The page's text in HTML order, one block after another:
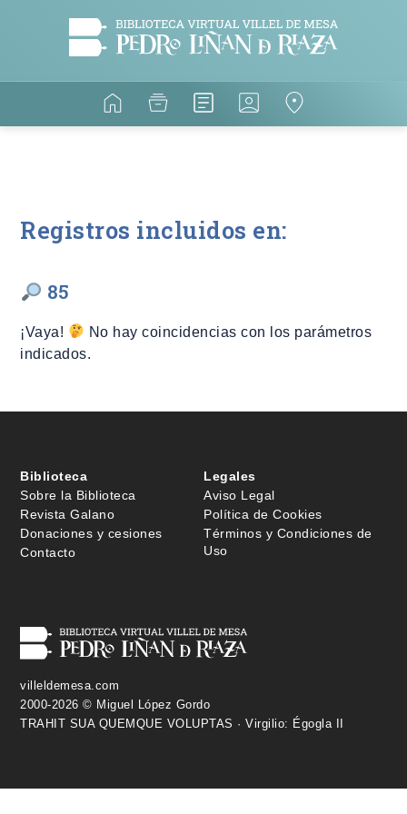
Registros incluidos en:
85
¡Vaya!
No hay coincidencias con los parámetros
indicados.
Biblioteca
Sobre la Biblioteca
Revista Galano
Donaciones y cesiones
Contacto
Legales
Aviso Legal
Política de Cookies
Términos y Condiciones de
Uso
villeldemesa.com
2000-2026 © Miguel López Gordo
TRAHIT SUA QUEMQUE VOLUPTAS · Virgilio: Égogla II